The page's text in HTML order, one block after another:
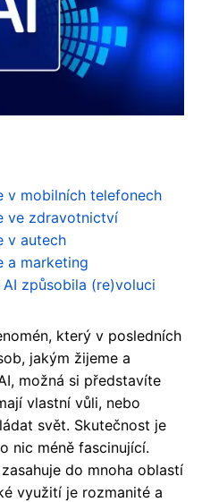
v mobilních telefonech
ve zdravotnictví
v autech
a marketing
způsobila (re)voluci
který v posledních
jakým žijeme a
možná si představíte
vlastní vůli, nebo
svět. Skutečnost je
nic méně fascinující.
do mnoha oblastí
využití je rozmanité a